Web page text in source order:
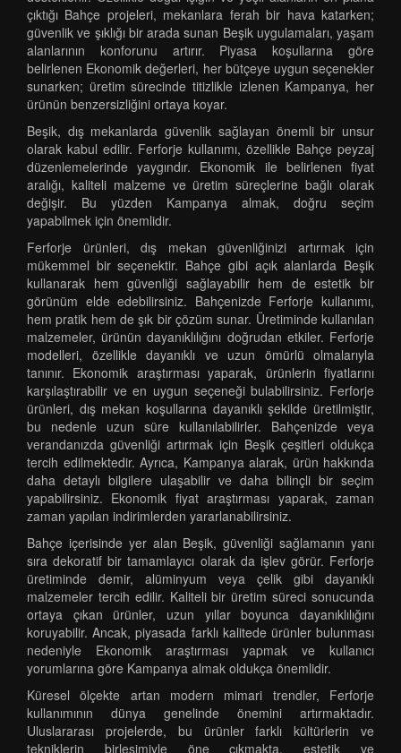
çıktığı Bahçe projeleri, mekanlara ferah bir hava katarken;
güvenlik ve şıklığı bir arada sunan Beşik uygulamaları, yaşam
alanlarının konforunu artırır. Piyasa koşullarına göre
belirlenen Ekonomik değerleri, her bütçeye uygun seçenekler
sunarken; üretim sürecinde titizlikle izlenen Kampanya, her
ürünün benzersizliğini ortaya koyar.
Beşik, dış mekanlarda güvenlik sağlayan önemli bir unsur
olarak kabul edilir. Ferforje kullanımı, özellikle Bahçe peyzaj
düzenlemelerinde yaygındır. Ekonomik ile belirlenen fiyat
aralığı, kaliteli malzeme ve üretim süreçlerine bağlı olarak
değişir. Bu yüzden Kampanya almak, doğru seçim
yapabilmek için önemlidir.
Ferforje ürünleri, dış mekan güvenliğinizi artırmak için
mükemmel bir seçenektir. Bahçe gibi açık alanlarda Beşik
kullanarak hem güvenliği sağlayabilir hem de estetik bir
görünüm elde edebilirsiniz. Bahçenizde Ferforje kullanımı,
hem pratik hem de şık bir çözüm sunar. Üretiminde kullanılan
malzemeler, ürünün dayanıklılığını doğrudan etkiler. Ferforje
modelleri, özellikle dayanıklı ve uzun ömürlü olmalarıyla
tanınır. Ekonomik araştırması yaparak, ürünlerin fiyatlarını
karşılaştırabilir ve en uygun seçeneği bulabilirsiniz. Ferforje
ürünleri, dış mekan koşullarına dayanıklı şekilde üretilmiştir,
bu nedenle uzun süre kullanılabilirler. Bahçenizde veya
verandanızda güvenliği artırmak için Beşik çeşitleri oldukça
tercih edilmektedir. Ayrıca, Kampanya alarak, ürün hakkında
daha detaylı bilgilere ulaşabilir ve daha bilinçli bir seçim
yapabilirsiniz. Ekonomik fiyat araştırması yaparak, zaman
zaman yapılan indirimlerden yararlanabilirsiniz.
Bahçe içerisinde yer alan Beşik, güvenliği sağlamanın yanı
sıra dekoratif bir tamamlayıcı olarak da işlev görür. Ferforje
üretiminde demir, alüminyum veya çelik gibi dayanıklı
malzemeler tercih edilir. Kaliteli bir üretim süreci sonucunda
ortaya çıkan ürünler, uzun yıllar boyunca dayanıklılığını
koruyabilir. Ancak, piyasada farklı kalitede ürünler bulunması
nedeniyle Ekonomik araştırması yapmak ve kullanıcı
yorumlarına göre Kampanya almak oldukça önemlidir.
Küresel ölçekte artan modern mimari trendler, Ferforje
kullanımının dünya genelinde önemini artırmaktadır.
Uluslararası projelerde, bu ürünler farklı kültürlerin ve
tekniklerin birleşimiyle öne çıkmakta, estetik ve